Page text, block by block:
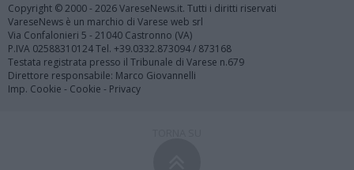
Copyright © 2000 - 2026 VareseNews.it. Tutti i diritti riservati
VareseNews è un marchio di Varese web srl
Via Confalonieri 5 - 21040 Castronno (VA)
P.IVA 02588310124 Tel. +39.0332.873094 / 873168
Testata registrata presso il Tribunale di Varese n.679
Direttore responsabile: Marco Giovannelli
Imp. Cookie - Cookie - Privacy